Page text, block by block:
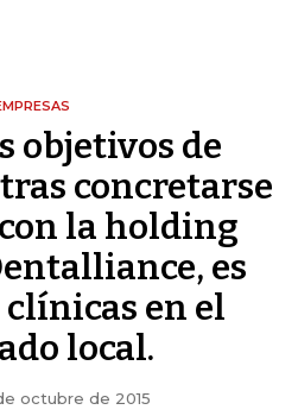
objetivos de
concretarse
la holding
es
en el
local.
octubre de 2015